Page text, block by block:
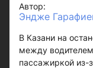
Автор:
Эндже
В Казани на
между
пассажиркой из-